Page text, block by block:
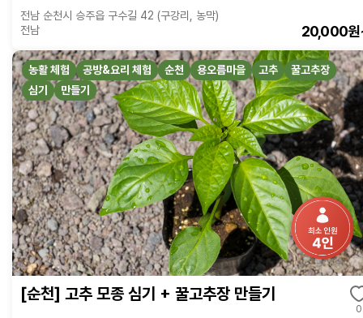
전남 순천시 승주읍 구수길 42 (구강리, 농막)
전남
20,000
농활 체험 공방&요리 체험 순천 용오름마을 고추
꿀고추장
심기
만들기
[순천] 고추 모종 심기 + 꿀고추장 만들기
0